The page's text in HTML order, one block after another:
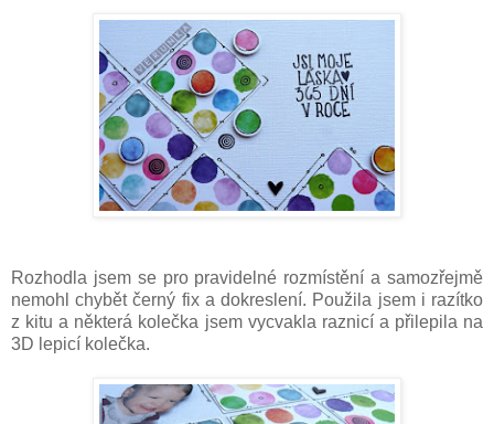
Rozhodla jsem se pro pravidelné rozmístění a samozřejmě
nemohl chybět černý fix a dokreslení. Použila jsem i razítko
z kitu a některá kolečka jsem vycvakla raznicí a přilepila na
3D lepicí kolečka.